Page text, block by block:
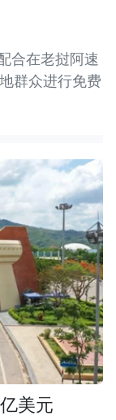
合在老挝阿速
群众进行免费
美元